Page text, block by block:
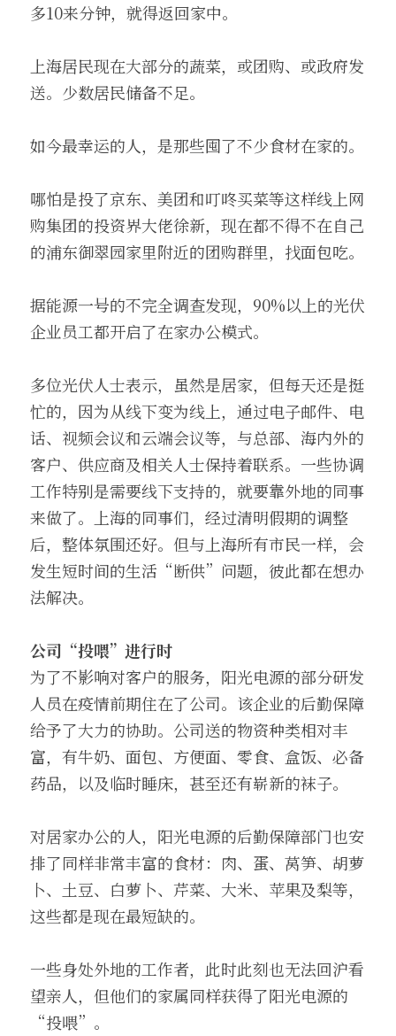
多10来分钟，就得返回家中。
上海居民现在大部分的蔬菜，或团购、或政府发
送。少数居民储备不足。
如今最幸运的人，是那些囤了不少食材在家的。
哪怕是投了京东、美团和叮咚买菜等这样线上网
购集团的投资界大佬徐新，现在都不得不在自己
的浦东御翠园家里附近的团购群里，找面包吃。
据能源一号的不完全调查发现，90%以上的光伏
企业员工都开启了在家办公模式。
多位光伏人士表示，虽然是居家，但每天还是挺
忙的，因为从线下变为线上，通过电子邮件、电
话、视频会议和云端会议等，与总部、海内外的
客户、供应商及相关人士保持着联系。一些协调
工作特别是需要线下支持的，就要靠外地的同事
来做了。上海的同事们，经过清明假期的调整
后，整体氛围还好。但与上海所有市民一样，会
发生短时间的生活“断供”问题，彼此都在想办
法解决。
公司“投喂”进行时
为了不影响对客户的服务，阳光电源的部分研发
人员在疫情前期住在了公司。该企业的后勤保障
给予了大力的协助。公司送的物资种类相对丰
富，有牛奶、面包、方便面、零食、盒饭、必备
药品，以及临时睡床，甚至还有崭新的袜子。
对居家办公的人，阳光电源的后勤保障部门也安
排了同样非常丰富的食材：肉、蛋、莴笋、胡萝
卜、土豆、白萝卜、芹菜、大米、苹果及梨等，
这些都是现在最短缺的。
一些身处外地的工作者，此时此刻也无法回沪看
望亲人，但他们的家属同样获得了阳光电源的
“投喂”。